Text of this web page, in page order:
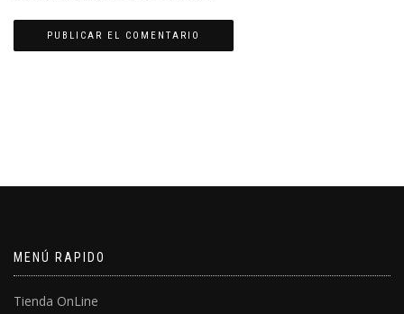
MENÚ RAPIDO
Tienda OnLine